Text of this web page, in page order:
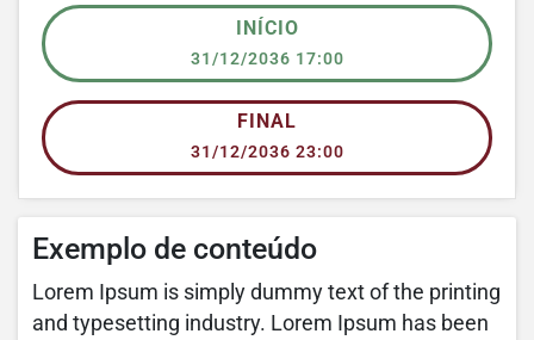
INÍCIO
31/12/2036 17:00
FINAL
31/12/2036 23:00
Exemplo de conteúdo
Lorem Ipsum is simply dummy text of the printing
and typesetting industry. Lorem Ipsum has been